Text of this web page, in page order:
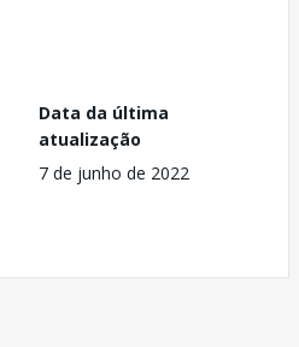
Data da última
atualização
7 de junho de 2022